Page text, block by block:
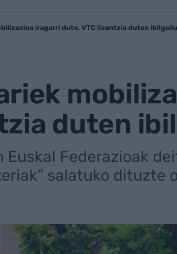
iragarri dute, VTC lizentzia duten
duten
Euskal Federazioak
salatuko dituzte